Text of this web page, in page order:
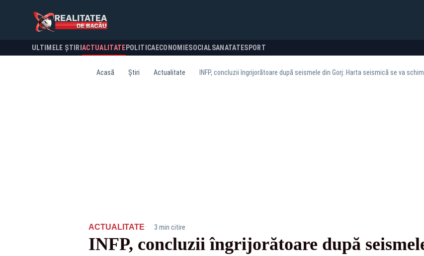
ULTIMELE ȘTIRI ACTUALITATE POLITICA ECONOMIESOCIALSANATATESPORT
Acasă Știri Actualitate
ACTUALITATE· 3 min citire
INFP, concluzii îngrijorătoare după